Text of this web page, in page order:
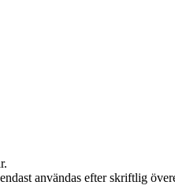
användas efter skriftlig